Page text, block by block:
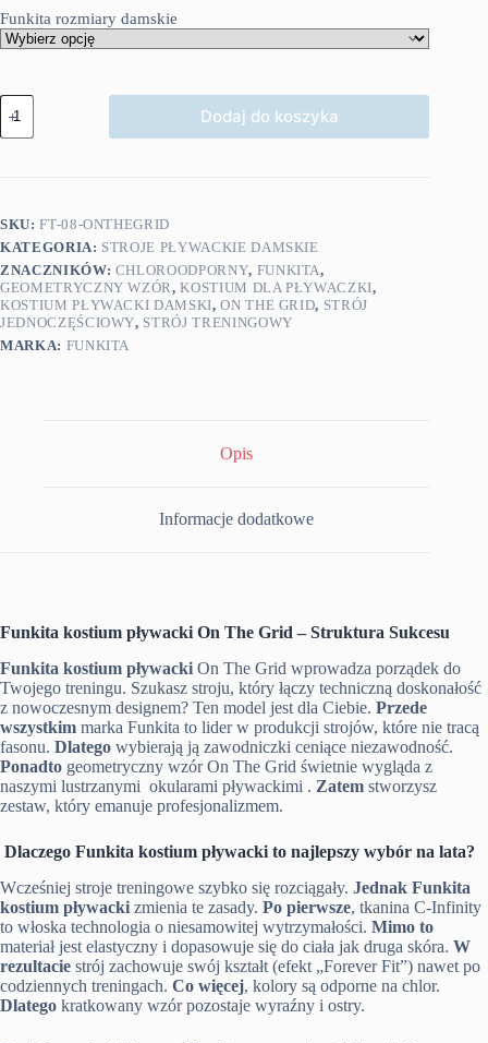
Funkita rozmiary damskie
ilość
Funkita
kostium
Dodaj do koszyka
SKU:FT-08-ONTHEGRID
KATEGORIA: STROJE PŁYWACKIE DAMSKIE
ZNACZNIKÓW: CHLOROODPORNY, FUNKITA,
GEOMETRYCZNY WZÓR,KOSTIUM DLA PŁYWACZKI,
KOSTIUM PŁYWACKI DAMSKI,ON THE GRID, STRÓJ
JEDNOCZĘŚCIOWY, STRÓJ TRENINGOWY
MARKA: FUNKITA
Opis
Informacje dodatkowe
Funkita kostium pływacki On The Grid – Struktura Sukcesu
Funkita kostium pływacki On The Grid wprowadza porządek do
Twojego treningu. Szukasz stroju, który łączy techniczną doskonałość
z nowoczesnym designem? Ten model jest dla Ciebie. Przede
wszystkim marka Funkita to lider w produkcji strojów, które nie tracą
fasonu. Dlatego wybierają ją zawodniczki ceniące niezawodność.
Ponadto geometryczny wzór On The Grid świetnie wygląda z
naszymi lustrzanymi okularami pływackimi . Zatem stworzysz
zestaw, który emanuje profesjonalizmem.
Dlaczego Funkita kostium pływacki to najlepszy wybór na lata?
Wcześniej stroje treningowe szybko się rozciągały. Jednak Funkita
kostium pływacki zmienia te zasady. Po pierwsze, tkanina C-Infinity
to włoska technologia o niesamowitej wytrzymałości. Mimo to
materiał jest elastyczny i dopasowuje się do ciała jak druga skóra. W
rezultacie strój zachowuje swój kształt (efekt „Forever Fit”) nawet po
codziennych treningach. Co więcej, kolory są odporne na chlor.
Dlatego kratkowany wzór pozostaje wyraźny i ostry.